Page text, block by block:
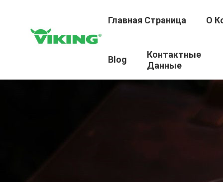
Главная Страница О
Blog
Контактные
Данные